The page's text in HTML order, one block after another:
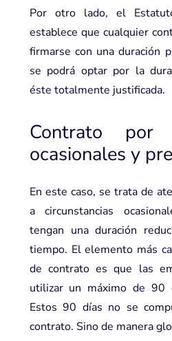
Por otro lado, el
establece que cualquier
firmarse con una duración
se podrá optar por la
éste totalmente justificada.
Contrato por
ocasionales y
En este caso, se trata de
a circunstancias
tengan una duración
tiempo. El elemento más
de contrato es que las
utilizar un máximo de 90
Estos 90 días no se
contrato. Sino de manera